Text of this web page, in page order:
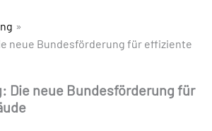
neue Bundesförderung für effiziente
Die neue Bundesförderung für